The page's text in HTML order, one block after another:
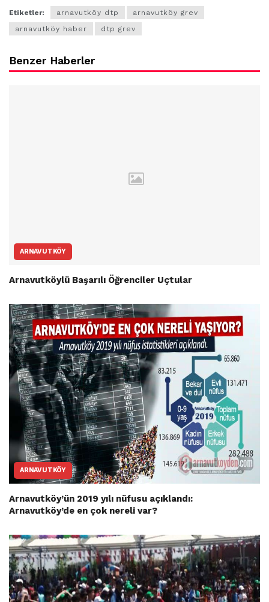
Etiketler: arnavutköy dtp
arnavutköy grev
arnavutköy haber
dtp grev
Benzer Haberler
ARNAVUTKÖY
Arnavutköylü Başarılı Öğrenciler Uçtular
ARNAVUTKÖY
Arnavutköy’ün 2019 yılı nüfusu açıklandı:
Arnavutköy’de en çok nereli var?